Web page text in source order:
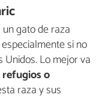
gato de raza
si no
Unidos. Lo mejor va
o
raza y sus